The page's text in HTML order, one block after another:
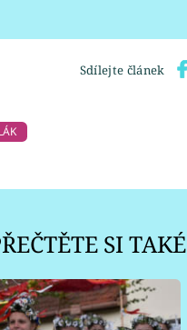
Sdílejte článek
SI TAKÉ